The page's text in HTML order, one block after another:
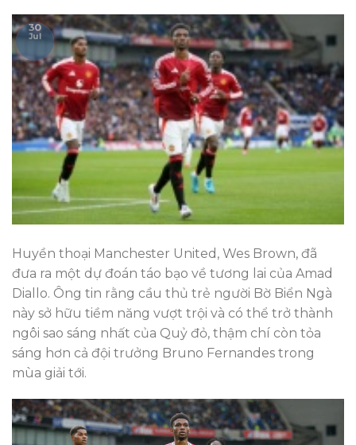
30
Jul
Huyền thoại Manchester United, Wes Brown, đã
đưa ra một dự đoán táo bạo về tương lai của Amad
Diallo. Ông tin rằng cầu thủ trẻ người Bờ Biển Ngà
này sở hữu tiềm năng vượt trội và có thể trở thành
ngôi sao sáng nhất của Quỷ đỏ, thậm chí còn tỏa
sáng hơn cả đội trưởng Bruno Fernandes trong
mùa giải tới.